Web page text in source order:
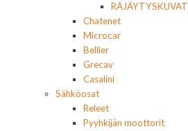
RÄJÄYTYSKUVAT
Chatenet
Microcar
Bellier
Grecav
Casalini
Sähköosat
Releet
Pyyhkijän moottorit